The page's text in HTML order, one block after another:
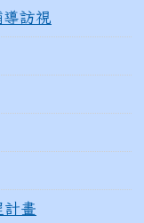
訪視
計畫